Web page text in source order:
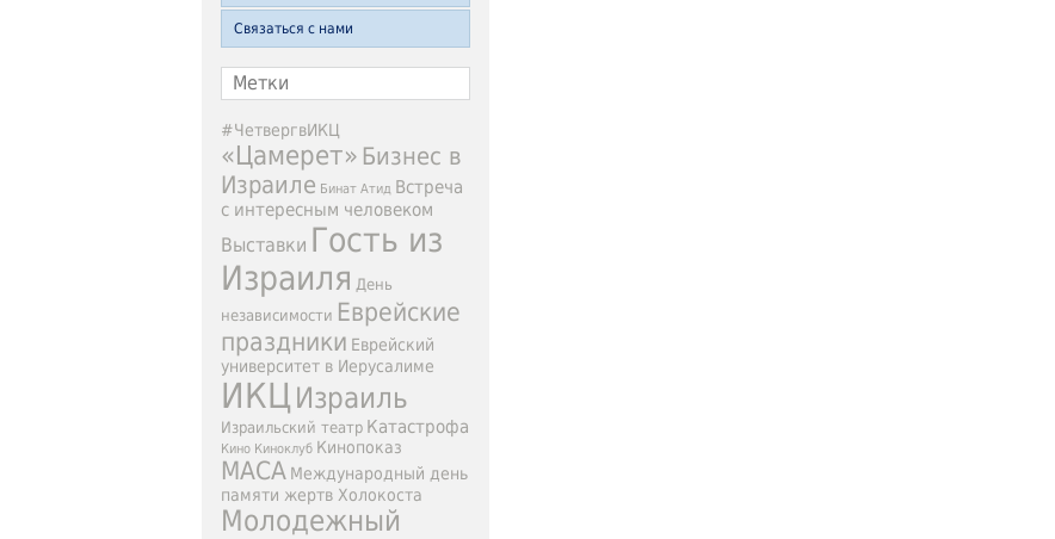
Связаться с нами
Метки
#ЧетвергвИКЦ
«Цамерет» Бизнес в
Израиле Бинат Атид Встреча
с интересным человеком
Выставки Гость из
Израиля День
независимости Еврейские
праздники Еврейский
университет в Иерусалиме
ИКЦ Израиль
Израильский театр Катастрофа
Кино Киноклуб Кинопоказ
МАСА Международный день
памяти жертв Холокоста
Молодежный